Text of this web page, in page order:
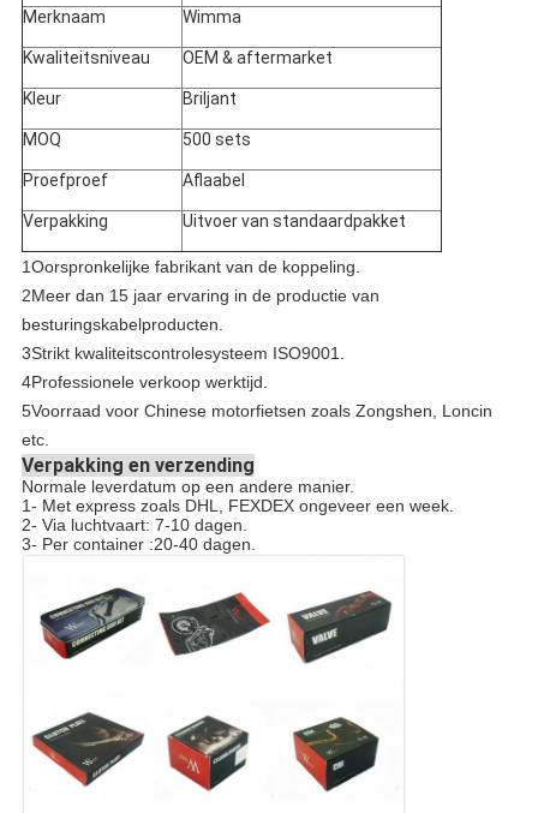
Merknaam Wimma
Kwaliteitsniveau OEM & aftermarket
Kleur Briljant
MOQ 500 sets
Proefproef Aflaabel
Verpakking Uitvoer van standaardpakket
1Oorspronkelijke fabrikant van de koppeling.
2Meer dan 15 jaar ervaring in de productie van
besturingskabelproducten.
3Strikt kwaliteitscontrolesysteem ISO9001.
4Professionele verkoop werktijd.
5Voorraad voor Chinese motorfietsen zoals Zongshen, Loncin
etc.
Verpakking en verzending
Normale leverdatum op een andere manier.
1- Met express zoals DHL, FEXDEX ongeveer een week.
2- Via luchtvaart: 7-10 dagen.
3- Per container :20-40 dagen.